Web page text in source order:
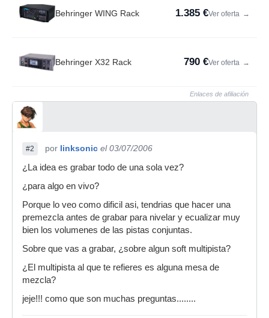
Behringer WING Rack 1.385 €Ver oferta →
Behringer X32 Rack 790 €Ver oferta →
Enlaces de afiliación
#2 por linksonic el 03/07/2006
¿La idea es grabar todo de una sola vez?
¿para algo en vivo?
Porque lo veo como dificil asi, tendrias que hacer una
premezcla antes de grabar para nivelar y ecualizar muy
bien los volumenes de las pistas conjuntas.
Sobre que vas a grabar, ¿sobre algun soft multipista?
¿El multipista al que te refieres es alguna mesa de
mezcla?
jeje!!! como que son muchas preguntas........